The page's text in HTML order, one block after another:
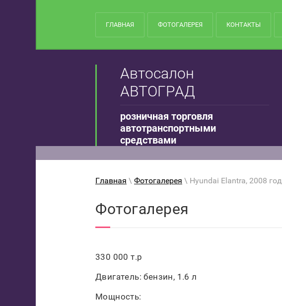
ГЛАВНАЯ ФОТОГАЛЕРЕЯ КОНТАКТЫ
Автосалон
АВТОГРАД
розничная торговля
автотранспортными
средствами
Главная \ Фотогалерея \ Hyundai Elantra, 2008 год
Фотогалерея
330 000 т.р
Двигатель: бензин, 1.6 л
Мощность: